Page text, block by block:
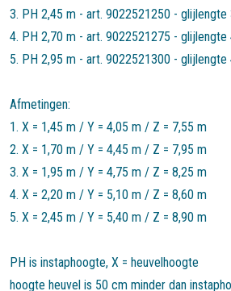
3. PH 2,45 m - art. 9022521250 - glijlengte
4. PH 2,70 m - art. 9022521275 - glijlengte
5. PH 2,95 m - art. 9022521300 - glijlengte
Afmetingen:
1. X = 1,45 m / Y = 4,05 m / Z = 7,55 m
2. X = 1,70 m / Y = 4,45 m / Z = 7,95 m
3. X = 1,95 m / Y = 4,75 m / Z = 8,25 m
4. X = 2,20 m / Y = 5,10 m / Z = 8,60 m
5. X = 2,45 m / Y = 5,40 m / Z = 8,90 m
PH is instaphoogte, X = heuvelhoogte
hoogte heuvel is 50 cm minder dan